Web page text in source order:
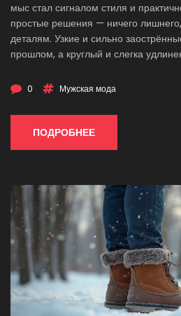
мыс стал сигналом стиля и
простые решения — ничего
деталям. Узкие и сильно
прошлом, а круглый и слегка
выборе, чтобы не только оставаться
объяснён выбор моделей и
рекомендации.
0 Мужская мода
ПОДРОБНЕЕ